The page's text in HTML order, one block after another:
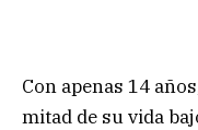
Con apenas 14
mitad de su vida